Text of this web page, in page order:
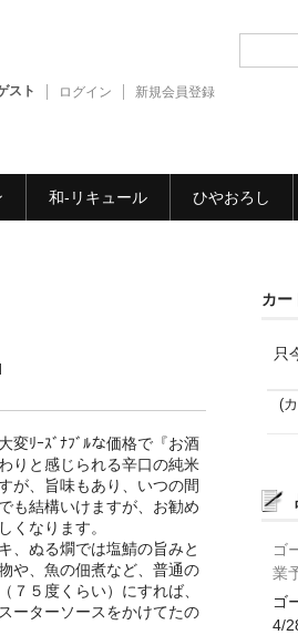
スト ログイン 新規会員登録
和-リキュール ひやおろし
変ﾘｰｽﾞﾅﾌﾞﾙな価格で『お酒
りと感じられる辛口の純米
が、旨味もあり、いつの間
も結構いけますが、お勧め
くなります。
、ぬる燗では塩鯖の旨みと
や、魚の佃煮など、普通の
７５度くらい）にすれば、
ーターソースをかけてたの
カー
只
(
ゴ
業
ゴ
4/